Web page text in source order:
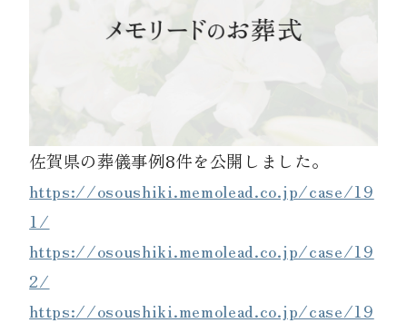
施設案内
資料請求
お見積もり
お問合わせ
佐賀県の葬儀事例8件を公開しました。
https://osoushiki.memolead.co.jp/case/19
1/
https://osoushiki.memolead.co.jp/case/19
2/
https://osoushiki.memolead.co.jp/case/19